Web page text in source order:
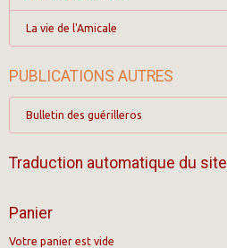
La vie de l'Amicale
PUBLICATIONS AUTRES
Bulletin des guérilleros
Traduction automatique du site
Panier
Votre panier est vide